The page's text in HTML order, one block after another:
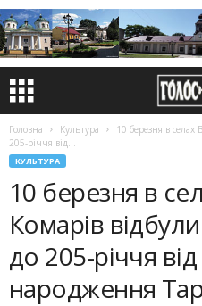
Головна Культура
10 березня в селах
205-річчя від...
КУЛЬТУРА
10 березня в
Комарів
до 205-річчя
народження